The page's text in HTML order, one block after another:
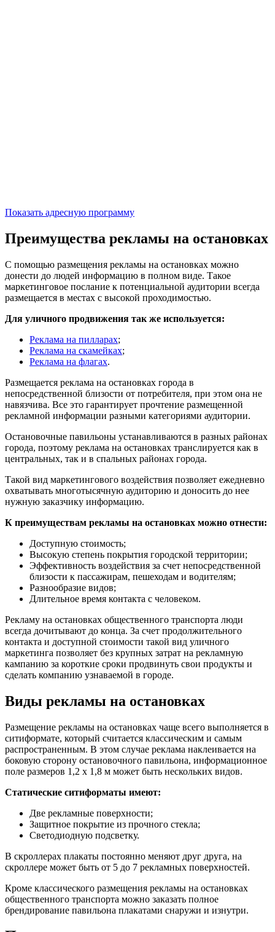
Показать адресную программу
Преимущества рекламы на остановках
С помощью размещения рекламы на остановках можно
донести до людей информацию в полном виде. Такое
маркетинговое послание к потенциальной аудитории всегда
размещается в местах с высокой проходимостью.
Для уличного продвижения так же используется:
Реклама на пилларах;
Реклама на скамейках;
Реклама на флагах.
Размещается реклама на остановках города в
непосредственной близости от потребителя, при этом она не
навязчива. Все это гарантирует прочтение размещенной
рекламной информации разными категориями аудитории.
Остановочные павильоны устанавливаются в разных районах
города, поэтому реклама на остановках транслируется как в
центральных, так и в спальных районах города.
Такой вид маркетингового воздействия позволяет ежедневно
охватывать многотысячную аудиторию и доносить до нее
нужную заказчику информацию.
К преимуществам рекламы на остановках можно отнести:
Доступную стоимость;
Высокую степень покрытия городской территории;
Эффективность воздействия за счет непосредственной
близости к пассажирам, пешеходам и водителям;
Разнообразие видов;
Длительное время контакта с человеком.
Рекламу на остановках общественного транспорта люди
всегда дочитывают до конца. За счет продолжительного
контакта и доступной стоимости такой вид уличного
маркетинга позволяет без крупных затрат на рекламную
кампанию за короткие сроки продвинуть свои продукты и
сделать компанию узнаваемой в городе.
Виды рекламы на остановках
Размещение рекламы на остановках чаще всего выполняется в
ситиформате, который считается классическим и самым
распространенным. В этом случае реклама наклеивается на
боковую сторону остановочного павильона, информационное
поле размеров 1,2 х 1,8 м может быть нескольких видов.
Статические ситиформаты имеют:
Две рекламные поверхности;
Защитное покрытие из прочного стекла;
Светодиодную подсветку.
В скроллерах плакаты постоянно меняют друг друга, на
скроллере может быть от 5 до 7 рекламных поверхностей.
Кроме классического размещения рекламы на остановках
общественного транспорта можно заказать полное
брендирование павильона плакатами снаружи и изнутри.